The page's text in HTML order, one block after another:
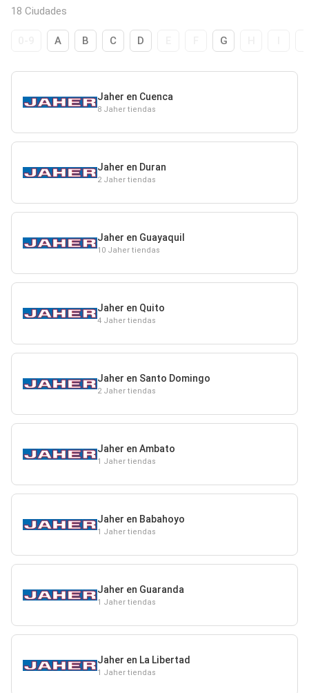
18 Ciudades
A B C D G
Jaher en Cuenca
8 Jaher tiendas
Jaher en Duran
2 Jaher tiendas
Jaher en Guayaquil
10 Jaher tiendas
Jaher en Quito
4 Jaher tiendas
Jaher en Santo Domingo
2 Jaher tiendas
Jaher en Ambato
1 Jaher tiendas
Jaher en Babahoyo
1 Jaher tiendas
Jaher en Guaranda
1 Jaher tiendas
Jaher en La Libertad
1 Jaher tiendas